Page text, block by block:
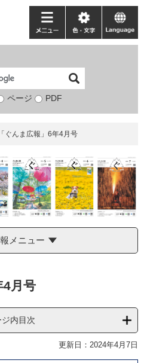
検
象
ページ PDF
メ
ニ
ー
色・
文
language
「ぐんま広報」6年4月号
メニュー
4月号
内目次
更新日：2024年4月7日